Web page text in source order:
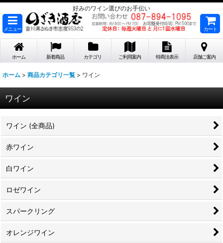
好みのワイン選びのお手伝い
メニュー カート
ホーム 新着商品 カテゴリ ご利用案内 特商法表示 店舗ご案内
ホーム > 商品カテゴリ一覧 > ワイン
ワイン
ワイン (全商品)
赤ワイン
白ワイン
ロゼワイン
スパークリング
オレンジワイン